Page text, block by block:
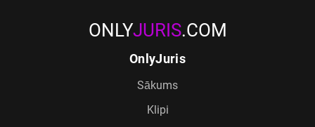
ONLYJURIS.COM
OnlyJuris
Sākums
Klipi